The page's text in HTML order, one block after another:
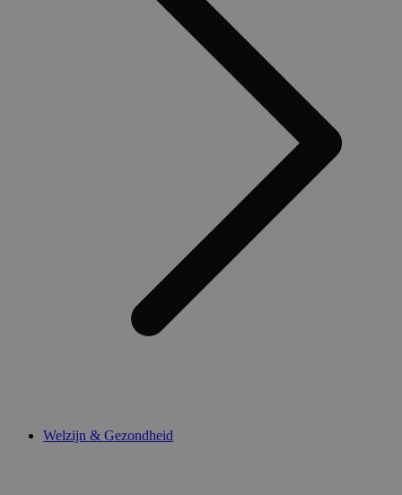
Welzijn & Gezondheid